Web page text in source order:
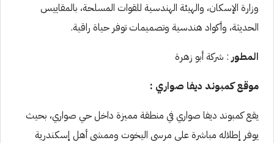
وزارة الإسكان، والهيئة الهندسية للقوات المسلحة، بالمقاييس
الحديثة، وأكواد هندسية وتصميمات توفر حياة راقية.
المطور: شركة أبو زهرة
موقع كمبوند ديفا صواري :
يقع كمبوند ديفا صواري في منطقة مميزة داخل حي صواري، بحيث
يوفر إطلاله مباشرة على مرسى اليخوت وممشى أهل إسكندرية